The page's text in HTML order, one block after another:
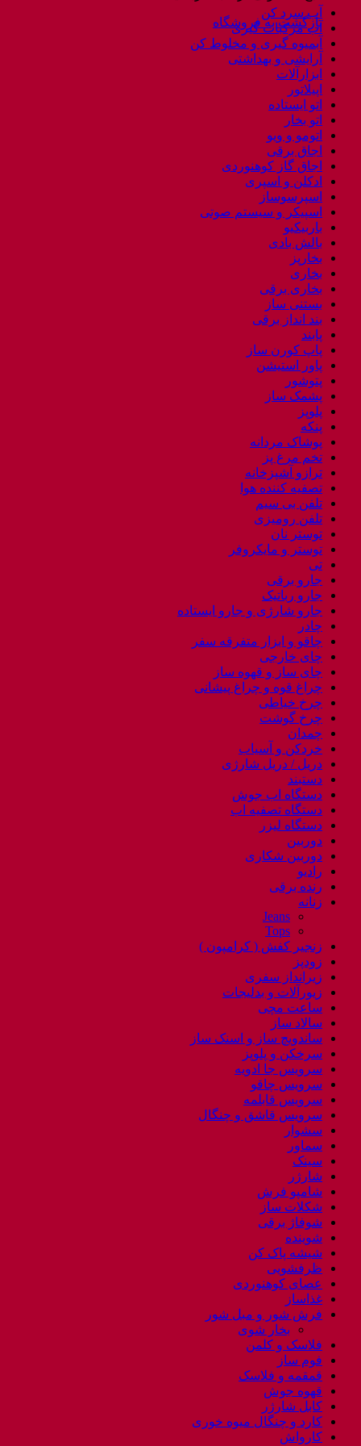
بازگشت به فروشگاه
آب سرد کن
آب مرکبات گیری
آبمیوه گیری و مخلوط کن
آرایشی و بهداشتی
ابزارآلات
اپیلاتور
اتو ایستاده
اتو بخار
اتومو و ویو
اجاق برقی
اجاق گاز کوهنوردی
ادکلن و اسپری
اسپرسوساز
اسپیکر و سیستم صوتی
باربیکیو
بالش بادی
بخارپز
بخاری
بخاری برقی
بستنی ساز
بند انداز برقی
پابند
پاپ کورن ساز
پاور استیشن
پتوشور
پشمک ساز
پلوپز
پنکه
پوشاک مردانه
تخم مرغ پز
ترازو آشپزخانه
تصفیه کننده هوا
تلفن بی سیم
تلفن رومیزی
توستر نان
توستر و مایکروفر
تی
جارو برقی
جارو رباتیک
جارو شارژی و جارو ایستاده
چادر
چاقو و ابزار متفرقه سفر
چای خارجی
چای ساز و قهوه ساز
چراغ قوه و چراغ پیشانی
چرخ خیاطی
چرخ گوشت
چمدان
خردکن و آسیاب
دریل / دریل شارژی
دستبند
دستگاه اب جوش
دستگاه تصفیه اب
دستگاه لیزر
دوربین
دوربین شکاری
رادیو
رنده برقی
زنانه
Jeans
Tops
زنجیر کفش ( کرامپون )
زودپز
زیرانداز سفری
زیورآلات و بدلیجات
ساعت مچی
سالاد ساز
ساندویچ ساز و اسنک ساز
سرخکن و پلوپز
سرویس جا ادویه
سرویس چاقو
سرویس قابلمه
سرویس قاشق و چنگال
سشوار
سماور
سینک
شارژر
شامپو فرش
شکلات ساز
شوفاژ برقی
شوینده
شیشه پاک کن
ظرفشویی
عصای کوهنوردی
غذاساز
فرش شور و مبل شور
بخار شوی
فلاسک و کلمن
فوم ساز
قمقمه و فلاسک
قهوه جوش
کابل شارژر
کارد و چنگال میوه خوری
کارواش